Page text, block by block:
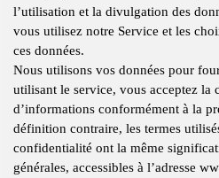
l’utilisation et la divulgation des
vous utilisez notre Service et les
ces données.
Nous utilisons vos données pour
utilisant le service, vous acceptez la
d’informations conformément à la
définition contraire, les termes
confidentialité ont la même
générales, accessibles à l’adresse